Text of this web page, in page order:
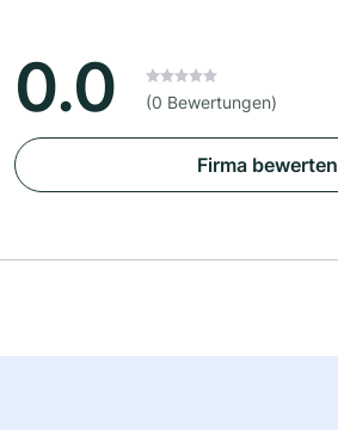
0.0 (0 Bewertungen)
Firma bewerten